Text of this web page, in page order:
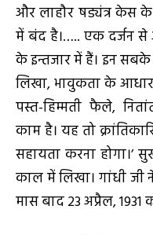
और लाहौर षड्यंत्र केस
में बंद है।….. एक दर्जन
के इन्तजार में हैं। इन
लिखा, भावुकता के
पस्त-हिम्मती फैले,
काम है। यह तो
सहायता करना
काल में लिखा। गांधी
मास बाद 23 अप्रैल, 1931